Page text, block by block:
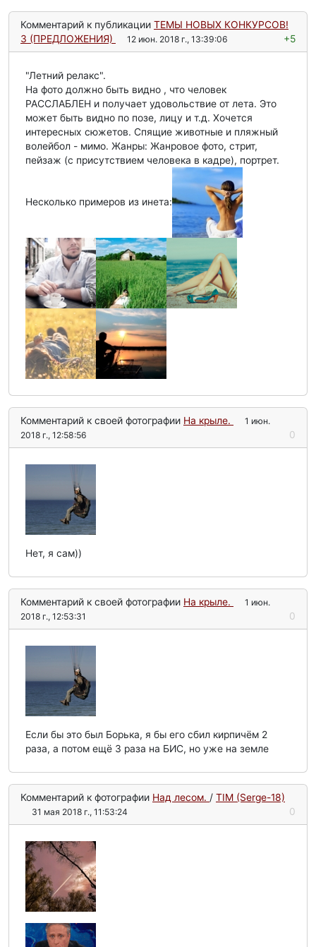
Комментарий к публикации ТЕМЫ НОВЫХ КОНКУРСОВ!
3 (ПРЕДЛОЖЕНИЯ)
12 июн. 2018 г., 13:39:06 +5
"Летний релакс".
На фото должно быть видно , что человек
РАССЛАБЛЕН и получает удовольствие от лета. Это
может быть видно по позе, лицу и т.д. Хочется
интересных сюжетов. Спящие животные и пляжный
волейбол - мимо. Жанры: Жанровое фото, стрит,
пейзаж (с присутствием человека в кадре), портрет.
Несколько примеров из инета:
Комментарий к своей фотографии На крыле.
1 июн.
2018 г., 12:58:56
0
Нет, я сам))
Комментарий к своей фотографии На крыле.
1 июн.
2018 г., 12:53:31
0
Если бы это был Борька, я бы его сбил кирпичём 2
раза, а потом ещё 3 раза на БИС, но уже на земле
Комментарий к фотографии Над лесом. / TIM (Serge-18)
31 мая 2018 г., 11:53:24 0